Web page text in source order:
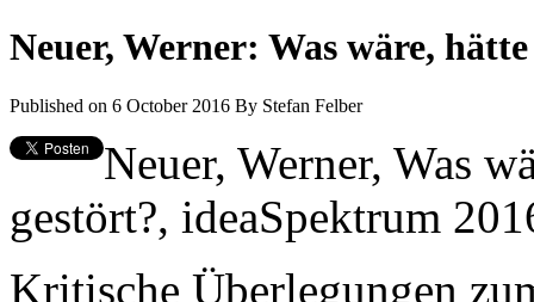
Neuer, Werner: Was wäre,
Published on 6 October 2016 By Stefan Felber
Neuer, Werner, Was
gestört?, ideaSpektrum
Kritische Überlegungen